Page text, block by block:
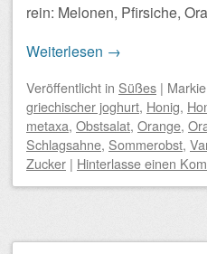
rein: Melonen, Pfirsiche,
Weiterlesen →
Veröffentlicht in Süßes |
griechischer joghurt, Honig,
metaxa, Obstsalat, Orange,
Schlagsahne, Sommerobst,
Zucker | Hinterlasse einen